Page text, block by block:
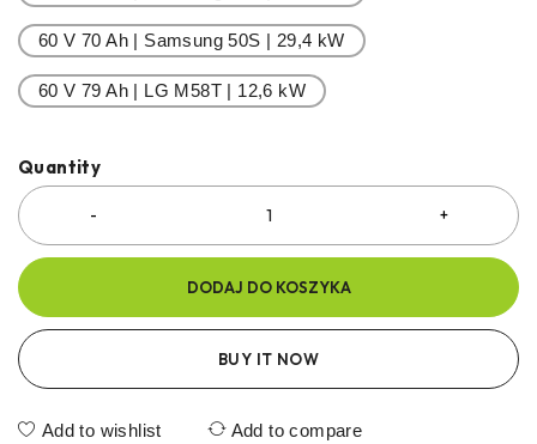
60 V 70 Ah | Samsung 50S | 29,4 kW
60 V 79 Ah | LG M58T | 12,6 kW
Quantity
DODAJ DO KOSZYKA
BUY IT NOW
Add to wishlist Add to compare